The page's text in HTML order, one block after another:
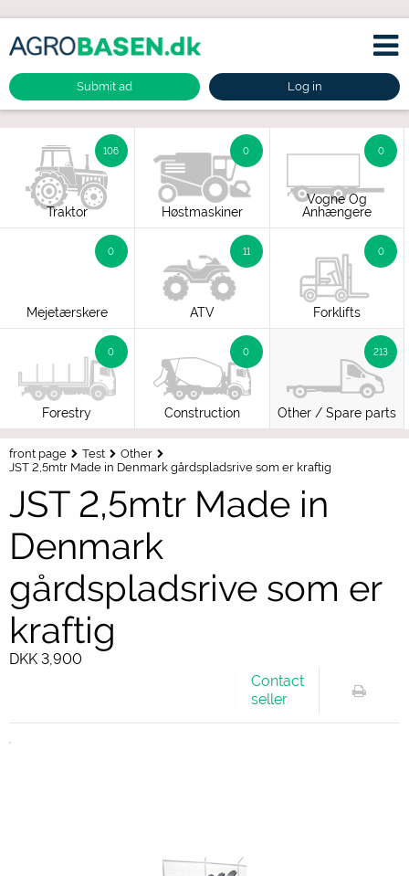
Submit ad Log in
106
Traktor
0
Høstmaskiner
0
Vogne Og
Anhængere
0
Mejetærskere
11
ATV
0
Forklifts
0
Forestry
0
Construction
213
Other / Spare parts
front page Test
Other
JST 2,5mtr Made in Denmark gårdspladsrive som er kraftig
JST 2,5mtr Made in
Denmark
gårdspladsrive som er
kraftig
DKK 3,900
Contact
seller